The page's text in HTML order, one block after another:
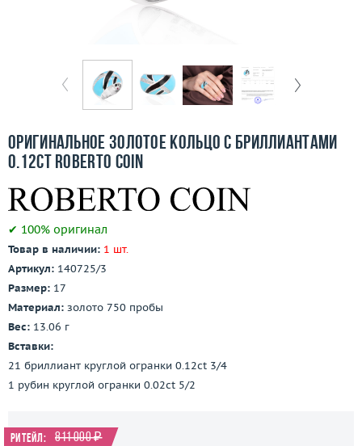
Бесплатная доставка
О компании
Контакты
3D-тур по шоуруму
Оригинальное золотое кольцо с бриллиантами
0.12ct Roberto Coin
✔ 100% оригинал
Товар в наличии: 1 шт.
Артикул: 140725/3
Размер: 17
Материал: золото 750 пробы
Вес: 13.06 г
Вставки:
21 бриллиант круглой огранки 0.12ct 3/4
1 рубин круглой огранки 0.02ct 5/2
Ритейл: 811 000 ₽